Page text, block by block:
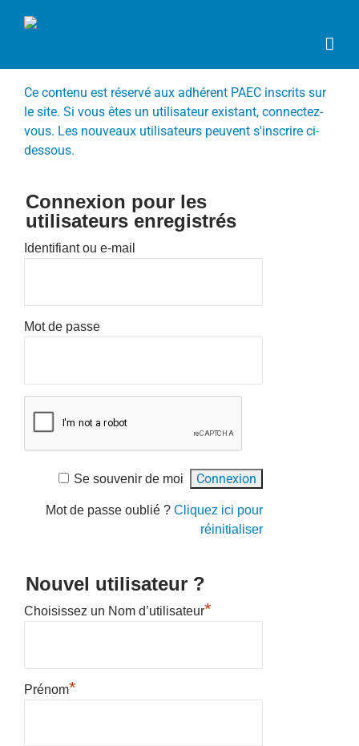
Ce contenu est réservé aux adhérent PAEC inscrits sur
le site. Si vous êtes un utilisateur existant, connectez-
vous. Les nouveaux utilisateurs peuvent s'inscrire ci-
dessous.
Connexion pour les
utilisateurs enregistrés
Identifiant ou e-mail
Mot de passe
Se souvenir de moi
Mot de passe oublié ? Cliquez ici pour
réinitialiser
Nouvel utilisateur ?
Choisissez un Nom d’utilisateur*
Prénom*